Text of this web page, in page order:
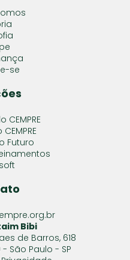
se
CEMPRE
Futuro
Bibi
de Barros, 618
- São Paulo - SP